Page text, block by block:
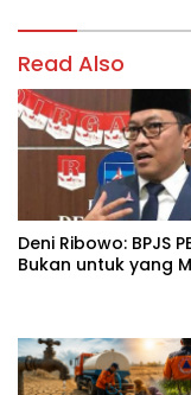
Read Also
Deni Ribowo: BPJS
Bukan untuk yang